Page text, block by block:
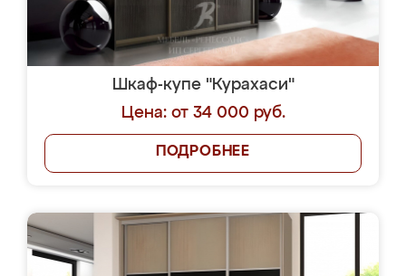
Шкаф-купе "Курахаси"
Цена: от 34 000 руб.
ПОДРОБНЕЕ